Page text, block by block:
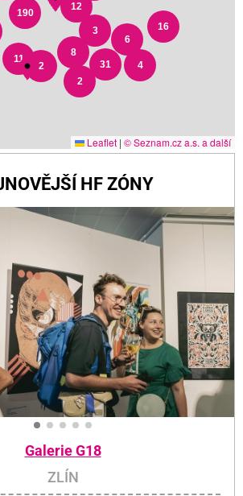
2
16
2
6
4
8
31
3
12
11
190
Leaflet | © Seznam.cz a.s. a další
HF ZÓNY
Galerie G18
ZLÍN